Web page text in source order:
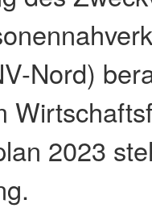
Nord)
2023